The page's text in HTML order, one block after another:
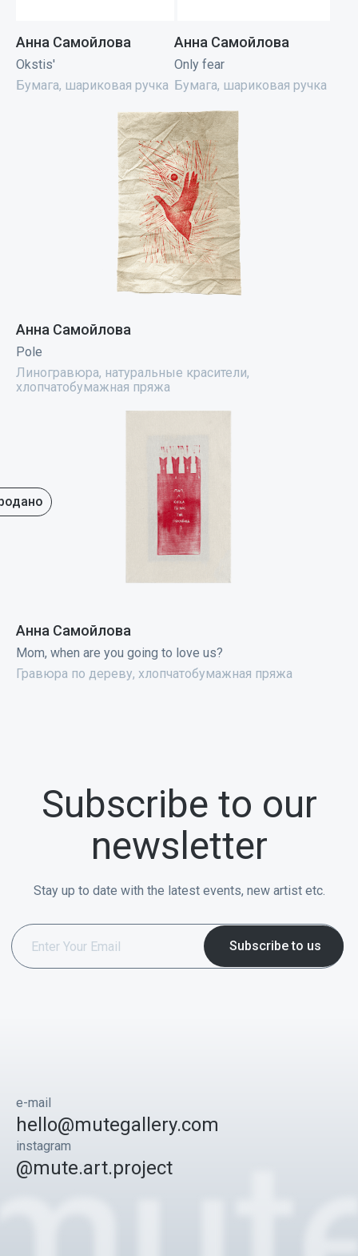
Анна Самойлова
Okstis'
Бумага, шариковая ручка
Анна Самойлова
Only fear
Бумага, шариковая ручка
Анна Самойлова
Pole
Линогравюра, натуральные красители,
хлопчатобумажная пряжа
Анна Самойлова
Mom, when are you going to love us?
Гравюра по дереву, хлопчатобумажная пряжа
Subscribe to our
newsletter
Stay up to date with the latest events, new artist etc.
e-mail
hello@mutegallery.com
instagram
@mute.art.project